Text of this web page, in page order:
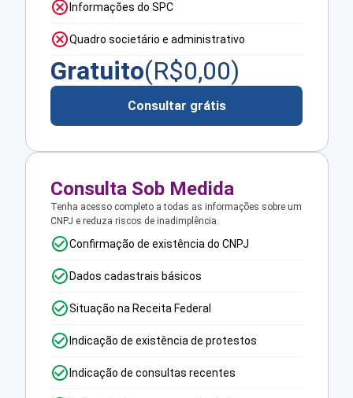
Informações do SPC
Quadro societário e administrativo
Gratuito(R$0,00)
Consultar grátis
Consulta Sob Medida
Tenha acesso completo a todas as informações sobre um
CNPJ e reduza riscos de inadimplência.
Confirmação de existência do CNPJ
Dados cadastrais básicos
Situação na Receita Federal
Indicação de existência de protestos
Indicação de consultas recentes